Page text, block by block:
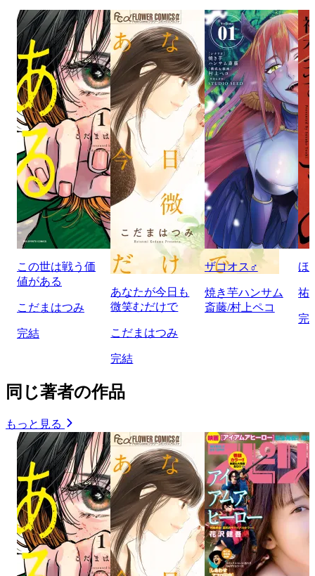
この世は戦う価
値がある
こだまはつみ
完結
あなたが今日も
微笑むだけで
こだまはつみ
完結
ザコオス♂
焼き芋ハンサム
斎藤/村上ペコ
ほ
祐
完
同じ著者の作品
もっと見る